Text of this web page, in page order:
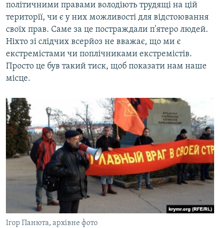
політичними правами володіють трудящі на цій
території, чи є у них можливості для відстоювання
своїх прав. Саме за це постраждали п'ятеро людей.
Ніхто зі слідчих всерйоз не вважає, що ми є
екстремістами чи поплічниками екстремістів.
Просто це був такий тиск, щоб показати нам наше
місце.
Ігор Панюта, архівне фото